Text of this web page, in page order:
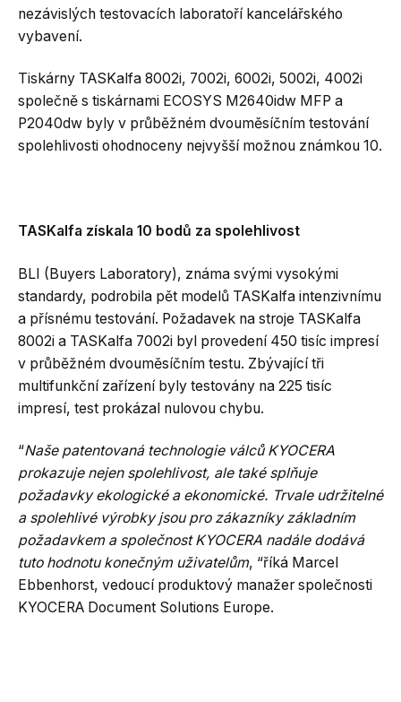
nezávislých testovacích laboratoří kancelářského
vybavení.
Tiskárny TASKalfa 8002i, 7002i, 6002i, 5002i, 4002i
společně s tiskárnami ECOSYS M2640idw MFP a
P2040dw byly v průběžném dvouměsíčním testování
spolehlivosti ohodnoceny nejvyšší možnou známkou 10.
TASKalfa získala 10 bodů za spolehlivost
BLI (Buyers Laboratory), známa svými vysokými
standardy, podrobila pět modelů TASKalfa intenzivnímu
a přísnému testování. Požadavek na stroje TASKalfa
8002i a TASKalfa 7002i byl provedení 450 tisíc impresí
v průběžném dvouměsíčním testu. Zbývající tři
multifunkční zařízení byly testovány na 225 tisíc
impresí, test prokázal nulovou chybu.
“Naše patentovaná technologie válců KYOCERA
prokazuje nejen spolehlivost, ale také splňuje
požadavky ekologické a ekonomické. Trvale udržitelné
a spolehlivé výrobky jsou pro zákazníky základním
požadavkem a společnost KYOCERA nadále dodává
tuto hodnotu konečným uživatelům, “říká Marcel
Ebbenhorst, vedoucí produktový manažer společnosti
KYOCERA Document Solutions Europe.